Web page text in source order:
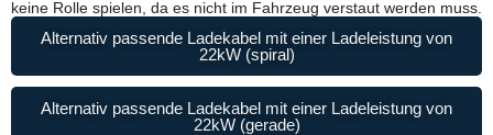
keine Rolle spielen, da es nicht im Fahrzeug verstaut werden muss.
Alternativ passende Ladekabel mit einer Ladeleistung von
22kW (spiral)
Alternativ passende Ladekabel mit einer Ladeleistung von
22kW (gerade)